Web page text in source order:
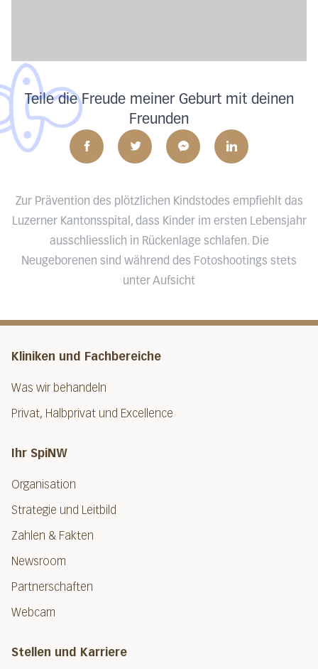
Teile die Freude meiner Geburt mit deinen
Freunden
Zur Prävention des plötzlichen Kindstodes empfiehlt das
Luzerner Kantonsspital, dass Kinder im ersten Lebensjahr
ausschliesslich in Rückenlage schlafen. Die
Neugeborenen sind während des Fotoshootings stets
unter Aufsicht
Kliniken und Fachbereiche
Was wir behandeln
Privat, Halbprivat und Excellence
Ihr SpiNW
Organisation
Strategie und Leitbild
Zahlen & Fakten
Newsroom
Partnerschaften
Webcam
Stellen und Karriere